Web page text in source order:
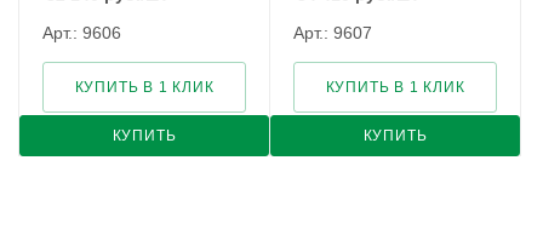
Арт.: 9606
КУПИТЬ
КУПИТЬ В 1 КЛИК
Арт.: 9607
КУПИТЬ
КУПИТЬ В 1 КЛИК